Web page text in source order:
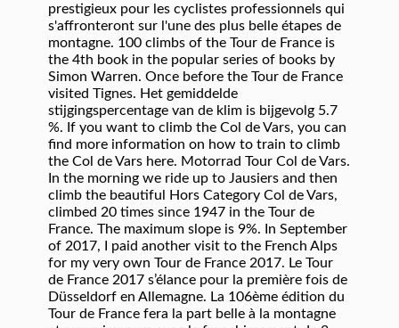
prestigieux pour les cyclistes professionnels qui
s'affronteront sur l'une des plus belle étapes de
montagne. 100 climbs of the Tour de France is
the 4th book in the popular series of books by
Simon Warren. Once before the Tour de France
visited Tignes. Het gemiddelde
stijgingspercentage van de klim is bijgevolg 5.7
%. If you want to climb the Col de Vars, you can
find more information on how to train to climb
the Col de Vars here. Motorrad Tour Col de Vars.
In the morning we ride up to Jausiers and then
climb the beautiful Hors Category Col de Vars,
climbed 20 times since 1947 in the Tour de
France. The maximum slope is 9%. In September
of 2017, I paid another visit to the French Alps
for my very own Tour de France 2017. Le Tour
de France 2017 s’élance pour la première fois de
Düsseldorf en Allemagne. La 106ème édition du
Tour de France fera la part belle à la montagne